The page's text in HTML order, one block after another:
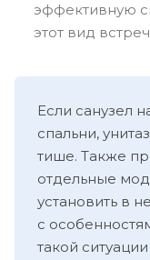
эффективную
этот вид
Если санузел
спальни,
тише. Также
отдельные
установить в
с
такой